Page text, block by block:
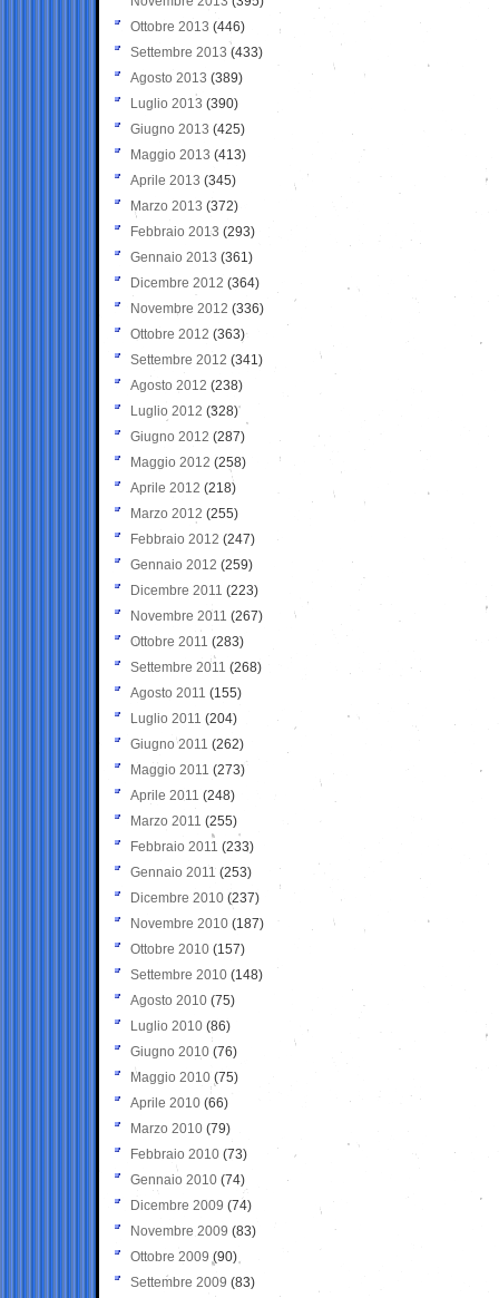
Ottobre 2013 (446)
Settembre 2013 (433)
Agosto 2013 (389)
Luglio 2013 (390)
Giugno 2013 (425)
Maggio 2013 (413)
Aprile 2013 (345)
Marzo 2013 (372)
Febbraio 2013 (293)
Gennaio 2013 (361)
Dicembre 2012 (364)
Novembre 2012 (336)
Ottobre 2012 (363)
Settembre 2012 (341)
Agosto 2012 (238)
Luglio 2012 (328)
Giugno 2012 (287)
Maggio 2012 (258)
Aprile 2012 (218)
Marzo 2012 (255)
Febbraio 2012 (247)
Gennaio 2012 (259)
Dicembre 2011 (223)
Novembre 2011 (267)
Ottobre 2011 (283)
Settembre 2011 (268)
Agosto 2011 (155)
Luglio 2011 (204)
Giugno 2011 (262)
Maggio 2011 (273)
Aprile 2011 (248)
Marzo 2011 (255)
Febbraio 2011 (233)
Gennaio 2011 (253)
Dicembre 2010 (237)
Novembre 2010 (187)
Ottobre 2010 (157)
Settembre 2010 (148)
Agosto 2010 (75)
Luglio 2010 (86)
Giugno 2010 (76)
Maggio 2010 (75)
Aprile 2010 (66)
Marzo 2010 (79)
Febbraio 2010 (73)
Gennaio 2010 (74)
Dicembre 2009 (74)
Novembre 2009 (83)
Ottobre 2009 (90)
Settembre 2009 (83)